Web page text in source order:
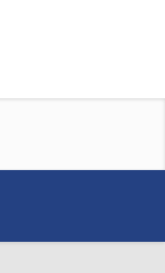
GastroFest'te